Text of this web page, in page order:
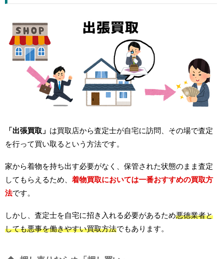
「出張買取」 は買取店から査定士が自宅に訪問、その場で査定
を行って買い取るという方法です。
家から着物を持ち出す必要がなく、保管された状態のまま査定
してもらえるため、 着物買取においては一番おすすめの買取方
法です。
しかし、査定士を自宅に招き入れる必要があるため悪徳業者と
しても悪事を働きやすい買取方法でもあります。